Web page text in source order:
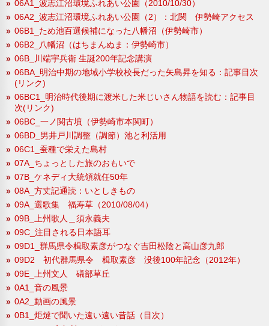
06A1_波志江沼環境ふれあい公園（2010/10/30）
06A2_波志江沼環境ふれあい公園（2）：北関 伊勢崎アクセス
06B1_ため池百選候補になった八幡沼（伊勢崎市）
06B2_八幡沼（はちまんぬま：伊勢崎市）
06B_川端宇兵衛 生誕200年記念講演
06BA_明治中期の地域小学校校長だった矢島昇を知る：記事目次
(リンク)
06BC1_明治時代後期に渡米した米じいさん物語を読む：記事目
次(リンク)
06BC_一ノ関古墳（伊勢崎市本関町）
06BD_男井戸川調整（調節）池と利活用
06C1_蚕種で栄えた島村
07A_ちょっとした旅のおもいで
07B_ケネディ大統領就任50年
08A_方丈記通読：いとしきもの
09A_選歌集 福寿草（2010/08/04）
09B_上州歌人＿須永義夫
09C_注目される日本語耳
09D1_群馬県令楫取素彦がつなぐ吉田松陰と高山彦九郎
09D2 初代群馬県令 楫取素彦 没後100年記念（2012年）
09E_上州文人 礒部草丘
0A1_音の風景
0A2_動画の風景
0B1_炬燵で聞いた遠い遠い昔話（目次）